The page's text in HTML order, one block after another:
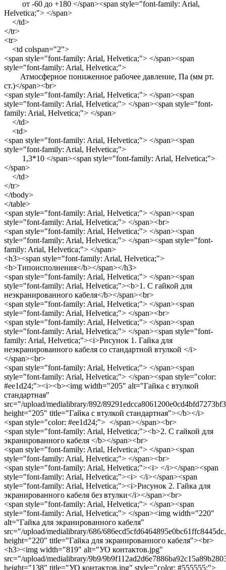
от -60 до +180 </span><span style="font-family: Arial,
Helvetica;"> </span>
</td>
</tr>
<tr>
<td colspan="2">
<span style="font-family: Arial, Helvetica;"> </span><span
style="font-family: Arial, Helvetica;">
Атмосферное пониженное рабочее давление, Па (мм рт.
ст.)</span><br>
<span style="font-family: Arial, Helvetica;"> </span><span
style="font-family: Arial, Helvetica;"> </span><span style="font-
family: Arial, Helvetica;"> </span>
</td>
<td>
<span style="font-family: Arial, Helvetica;"> </span><span
style="font-family: Arial, Helvetica;">
1,3*10 </span><span style="font-family: Arial, Helvetica;">
</span>
</td>
</tr>
</tbody>
</table>
<span style="font-family: Arial, Helvetica;"> </span><span
style="font-family: Arial, Helvetica;"> </span><br>
<span style="font-family: Arial, Helvetica;"> </span><span
style="font-family: Arial, Helvetica;"> </span><span style="font-
family: Arial, Helvetica;"> </span>
<h3><span style="font-family: Arial, Helvetica;">
<b>Типоисполнения</b></span></h3>
<span style="font-family: Arial, Helvetica;"> </span><span
style="font-family: Arial, Helvetica;"><b>1. С гайкой для
неэкранированного кабеля</b></span><br>
<span style="font-family: Arial, Helvetica;"> </span><span
style="font-family: Arial, Helvetica;"> </span><br>
<span style="font-family: Arial, Helvetica;"> </span><span
style="font-family: Arial, Helvetica;"> </span><span style="font-
family: Arial, Helvetica;"><i>Рисунок 1. Гайка для
неэкранированного кабеля со стандартной втулкой </i>
</span><br>
<span style="font-family: Arial, Helvetica;"> </span><span
style="font-family: Arial, Helvetica;"> </span><span style="color:
#ee1d24;"><i><b><img width="205" alt="Гайка с втулкой
стандартная"
src="/upload/medialibrary/892/
height="205" title="Гайка с втулкой стандартная"></b></i>
<span style="color: #ee1d24;"> </span></span><br>
<span style="font-family: Arial, Helvetica;"><b>2. С гайкой для
экранированного кабеля </b></span><br>
<span style="font-family: Arial, Helvetica;"> </span><span
style="font-family: Arial, Helvetica;"> </span><br>
<span style="font-family: Arial, Helvetica;"><i> </i></span><span
style="font-family: Arial, Helvetica;"><i> </i></span><span
style="font-family: Arial, Helvetica;"><i>Рисунок 2. Гайка для
экранированного кабеля без втулки</i></span><br>
<span style="font-family: Arial, Helvetica;"> </span><span
style="font-family: Arial, Helvetica;"> </span><img width="220"
alt="Гайка для экранированного кабеля"
src="/upload/medialibrary/686/
height="220" title="Гайка для экранированного кабеля"><br>
<h3><img width="819" alt="УО контактов.jpg"
src="/upload/medialibrary/9b9/
height="138" title="УО контактов.jpg" style="color: #555555;">